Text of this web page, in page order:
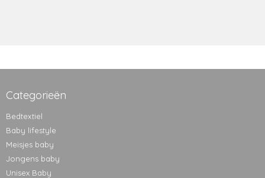
Categorieën
Bedtextiel
Baby lifestyle
Meisjes baby
Jongens baby
Unisex Baby